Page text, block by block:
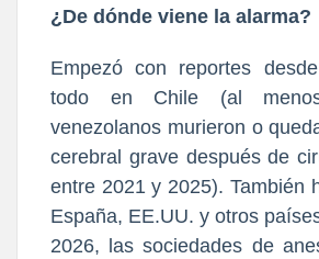
¿De dónde viene la alarma?
Empezó con reportes
todo en Chile (al
venezolanos murieron o
cerebral grave después de
entre 2021 y 2025). También
España, EE.UU. y otros
2026, las sociedades de